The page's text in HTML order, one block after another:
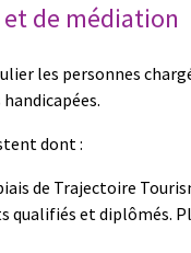
de médiation
les personnes
dont :
de Trajectoire
qualifiés et diplômés.